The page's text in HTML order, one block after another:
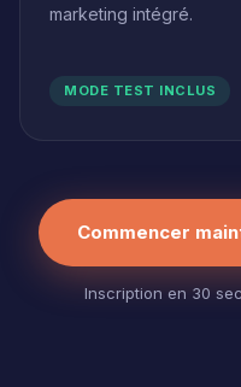
marketing intégré.
MODE TEST INCLUS
Commencer
Inscription en 30